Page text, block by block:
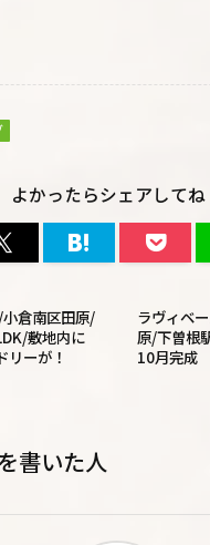
よかったらシェアしてね
倉南区田原/
敷地内に
リーが！
ラヴィベ
原/下曽根
10月完成
書いた人